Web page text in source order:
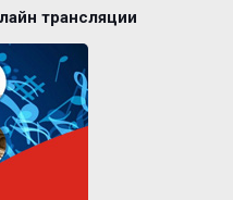
трансляции